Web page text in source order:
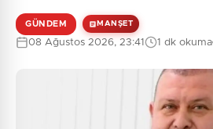
GÜNDEM MANŞET
08 Ağustos 2026, 23:41 1 dk okuma